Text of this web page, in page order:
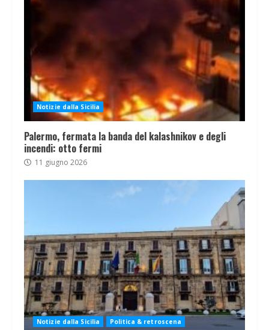
Notizie dalla Sicilia
Palermo, fermata la banda del kalashnikov e degli
incendi: otto fermi
11 giugno 2026
Notizie dalla Sicilia Politica & retroscena